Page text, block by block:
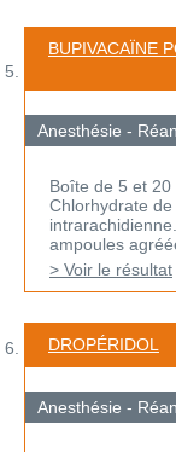
BUPIVACAÏNE
Anesthésie -
Boîte de 5 et
Chlorhydrate
ampoules
> Voir le résultat
DROPÉRIDOL
Anesthésie -